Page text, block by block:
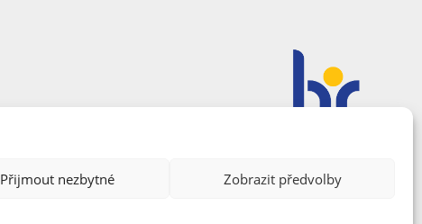
Přijmout nezbytné Zobrazit předvolby